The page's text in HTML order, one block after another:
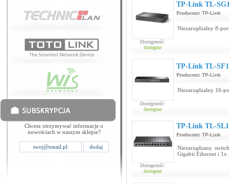
Chcesz otrzymywać informacje o
nowościach w naszym sklepie?
Dostępność:
dostępne
TP-Link TL-
Producent: TP-Link
Niezarządzalny 8-
Dostępność:
dostępne
TP-Link TL-
Producent: TP-Link
Niezarządzalny 16-
Dostępność:
dostępne
TP-Link TL-
Producent: TP-Link
Niezarządzany
Gigabit Ethernet i 1x